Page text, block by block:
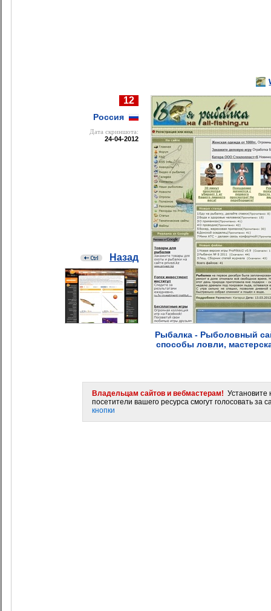
12
Россия
Дата cкриншота:
24-04-2012
Назад
Рыбалка - Рыболовный
способы ловли,
Владельцам сайтов и вебмастерам! Установите
посетители вашего ресурса смогут голосовать за
кнопки